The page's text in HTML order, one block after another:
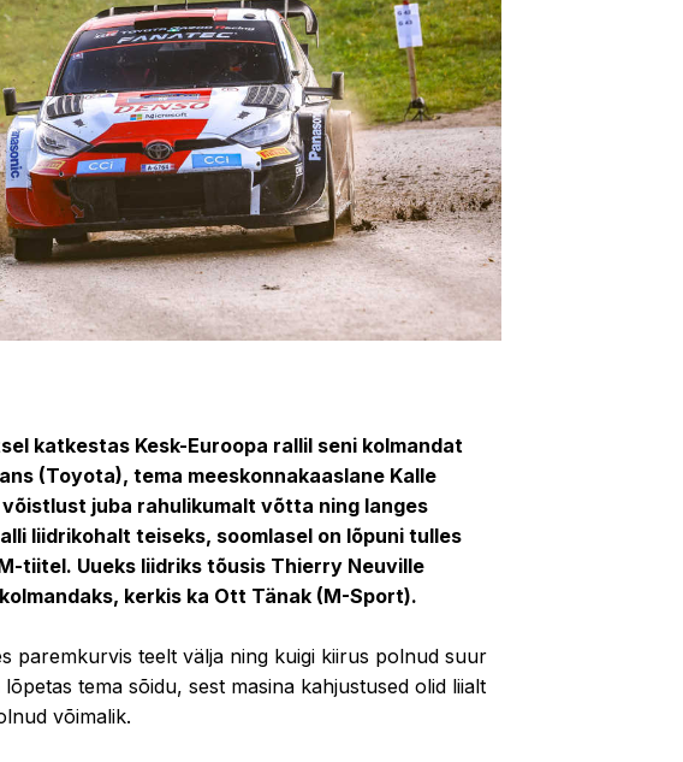
katkestas Kesk-Euroopa rallil seni kolmandat
(Toyota), tema meeskonnakaaslane Kalle
juba rahulikumalt võtta ning langes
liidrikohalt teiseks, soomlasel on lõpuni tulles
tiitel. Uueks liidriks tõusis Thierry Neuville
kerkis ka Ott Tänak (M-Sport).
paremkurvis teelt välja ning kuigi kiirus polnud suur
tema sõidu, sest masina kahjustused olid liialt
võimalik.